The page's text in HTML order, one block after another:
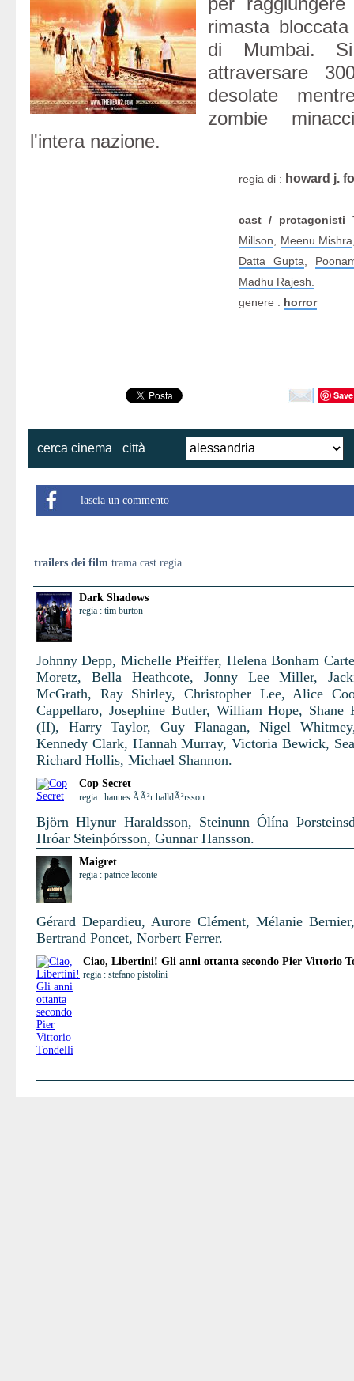
rimasta
di Mumbai.
attraversare
desolate
zombie
l'intera nazione.
regia di : howard j.
cast / protagonisti
Millson
Meenu Mishra
Datta Gupta
Madhu Rajesh.
genere : horror
Save
cerca cinema città
lascia un commento
trailers dei film trama cast regia
Dark Shadows
regia : tim burton
Johnny Depp, Michelle Pfeiffer, Helena Bonham
Moretz, Bella Heathcote, Jonny Lee Miller,
McGrath, Ray Shirley, Christopher Lee, Alice
Cappellaro, Josephine Butler, William Hope, Shane
(II), Harry Taylor, Guy Flanagan, Nigel
Kennedy Clark, Hannah Murray, Victoria Bewick,
Richard Hollis, Michael Shannon.
Cop Secret
regia : hannes ÃÃ³r halldÃ³rsson
Björn Hlynur Haraldsson, Steinunn Ólína
Hróar Steinþórsson, Gunnar Hansson.
Maigret
regia : patrice leconte
Gérard Depardieu, Aurore Clément, Mélanie
Bertrand Poncet, Norbert Ferrer.
Ciao, Libertini! Gli anni ottanta secondo Pier Vittorio
regia : stefano pistolini